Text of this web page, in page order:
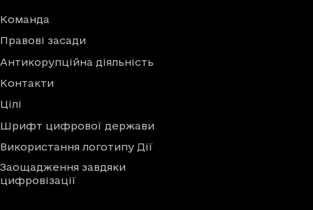
Команда
Правові засади
Антикорупційна діяльність
Контакти
Цілі
Шрифт цифрової держави
Використання логотипу Дії
Заощадження завдяки
цифровізації